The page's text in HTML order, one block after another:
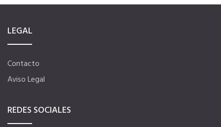
Empresas
Candidatos
LEGAL
Contacto
Aviso Legal
REDES SOCIALES